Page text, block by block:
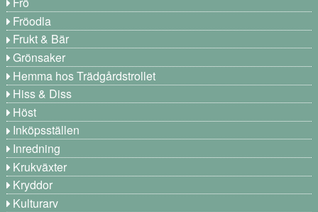
Fröodla
Frukt & Bär
Grönsaker
Hemma hos Trädgårdstrollet
Hiss & Diss
Höst
Inköpsställen
Inredning
Krukväxter
Kryddor
Kulturarv